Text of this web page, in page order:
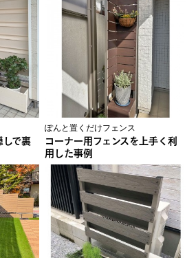
で裏
ぽんと置くだけフェンス
コーナー用フェンスを上手く利
用した事例